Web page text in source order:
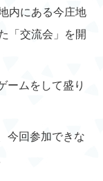
内にある今庄地
「交流会」を開
ームをして盛り
今回参加できな